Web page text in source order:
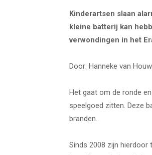
Kinderartsen slaan
kleine batterij kan
verwondingen in het
Door: Hanneke van
Het gaat om de ronde
speelgoed zitten. Deze
branden.
Sinds 2008 zijn hierdoor